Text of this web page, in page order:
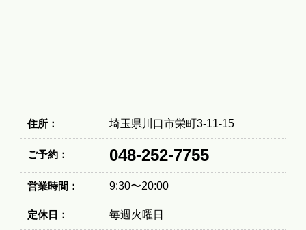
住所： 埼玉県川口市栄町3-11-15
ご予約： 048-252-7755
営業時間： 9:30〜20:00
定休日： 毎週火曜日